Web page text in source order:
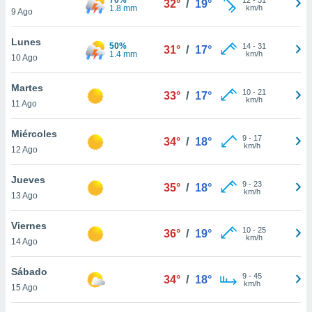
más
nuestra
y
de
disponible
cookies
aceptar
9 Ago
1.8 mm
32° / 19°
km/h
Lunes
10 Ago
50%
1.4 mm
31° / 17° 14- 31
km/h
Martes
11 Ago
33° / 17° 10- 21
km/h
Miércoles
12 Ago
34° / 18° 9- 17
km/h
Jueves
13 Ago
35° / 18° 9- 23
km/h
Viernes
14 Ago
36° / 19° 10- 25
km/h
Sábado
15 Ago
34° / 18° 9- 45
km/h